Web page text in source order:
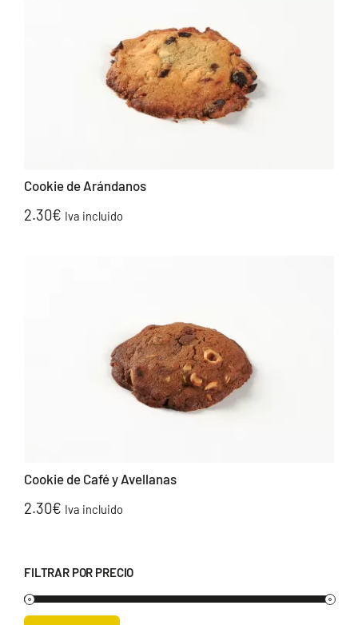
FILTRAR POR PRECIO
Cookie de Arándanos
2.30€ Iva incluido
Cookie de Café y Avellanas
2.30€ Iva incluido